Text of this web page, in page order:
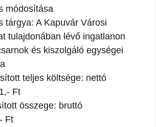
módosítása
tárgya: A Kapuvár Városi
tulajdonában lévő ingatlanon
és kiszolgáló egységei
teljes költsége: nettó
Ft
összege: bruttó
Ft